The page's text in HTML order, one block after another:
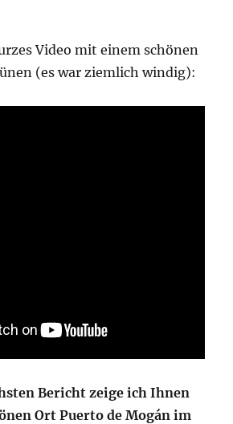
Video mit einem schönen
(es war ziemlich windig):
Bericht zeige ich Ihnen
OrtPuerto de Mogán im